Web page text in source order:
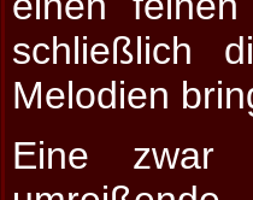
schließlich
Melodien
Eine zwar